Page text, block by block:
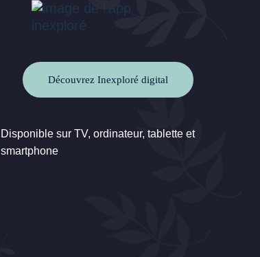
Découvrez Inexploré digital
Disponible sur TV, ordinateur, tablette et
smartphone